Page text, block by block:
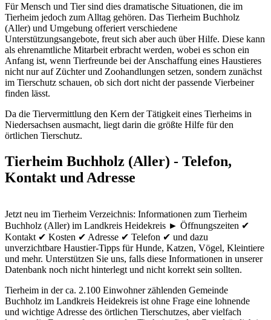
Für Mensch und Tier sind dies dramatische Situationen, die im
Tierheim jedoch zum Alltag gehören. Das Tierheim Buchholz
(Aller) und Umgebung offeriert verschiedene
Unterstützungsangebote, freut sich aber auch über Hilfe. Diese kann
als ehrenamtliche Mitarbeit erbracht werden, wobei es schon ein
Anfang ist, wenn Tierfreunde bei der Anschaffung eines Haustieres
nicht nur auf Züchter und Zoohandlungen setzen, sondern zunächst
im Tierschutz schauen, ob sich dort nicht der passende Vierbeiner
finden lässt.
Da die Tiervermittlung den Kern der Tätigkeit eines Tierheims in
Niedersachsen ausmacht, liegt darin die größte Hilfe für den
örtlichen Tierschutz.
Tierheim Buchholz (Aller) - Telefon,
Kontakt und Adresse
Jetzt neu im Tierheim Verzeichnis: Informationen zum Tierheim
Buchholz (Aller) im Landkreis Heidekreis ► Öffnungszeiten ✔
Kontakt ✔ Kosten ✔ Adresse ✔ Telefon ✔ und dazu
unverzichtbare Haustier-Tipps für Hunde, Katzen, Vögel, Kleintiere
und mehr. Unterstützen Sie uns, falls diese Informationen in unserer
Datenbank noch nicht hinterlegt und nicht korrekt sein sollten.
Tierheim in der ca. 2.100 Einwohner zählenden Gemeinde
Buchholz im Landkreis Heidekreis ist ohne Frage eine lohnende
und wichtige Adresse des örtlichen Tierschutzes, aber vielfach